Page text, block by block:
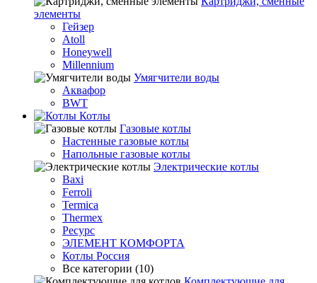
элементы
Гейзер
Atoll
Honeywell
Millennium
Умягчители воды
Аквафор
BWT
Котлы
Гaзовые котлы
Настенные газовые котлы
Напольные газовые котлы
Электрические котлы
Baxi
Ferroli
Termica
Thermex
Ресурс
ЭЛЕМЕНТ КОМФОРТА
Котлы Россия
Все категории (10)